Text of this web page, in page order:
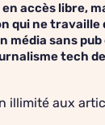
accès libre,
qui ne travaille
média sans
tech
illimité aux